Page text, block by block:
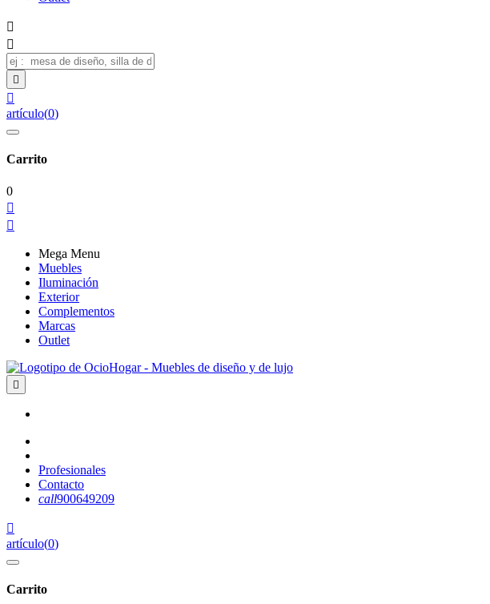




artículo(0)
Carrito
0


Mega Menu
Muebles
Iluminación
Exterior
Complementos
Marcas
Outlet

Profesionales
Contacto
call900649209

artículo(0)
Carrito